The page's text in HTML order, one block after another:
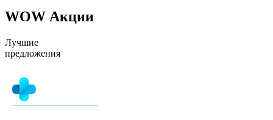
WOW Акции
Лучшие
предложения